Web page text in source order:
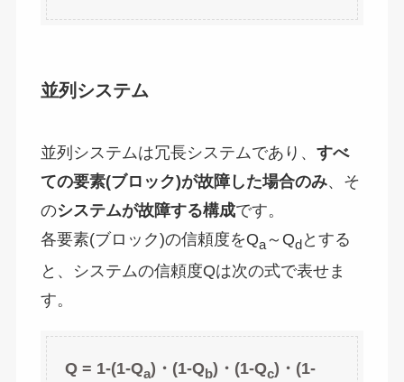
並列システム
並列システムは冗長システムであり、 すべ
ての要素(ブロック)が故障した場合のみ、そ
のシステムが故障する構成です。
各要素(ブロック)の信頼度をQa～Qdとする
と、システムの信頼度Qは次の式で表せま
す。
Q = 1-(1-Qa) ・ (1-Qb) ・ (1-Qc) ・ (1-